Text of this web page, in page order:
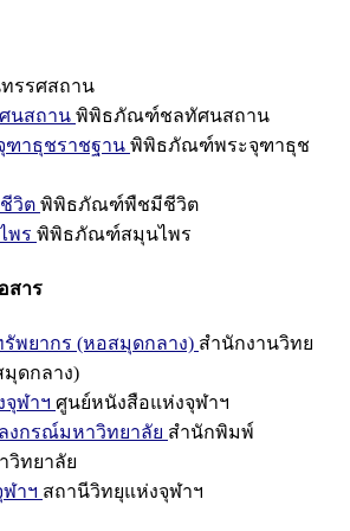
รรศสถาน
นสถาน พิพิธภัณฑ์ชลทัศนสถาน
าธุชราชฐาน พิพิธภัณฑ์พระจุฑาธุช
วิต พิพิธภัณฑ์พืชมีชีวิต
พร พิพิธภัณฑ์สมุนไพร
สาร
พยากร (หอสมุดกลาง) สำนักงานวิทย
ดกลาง)
ฬาฯ ศูนย์หนังสือแห่งจุฬาฯ
งกรณ์มหาวิทยาลัย สำนักพิมพ์
วิทยาลัย
าฯ สถานีวิทยุแห่งจุฬาฯ